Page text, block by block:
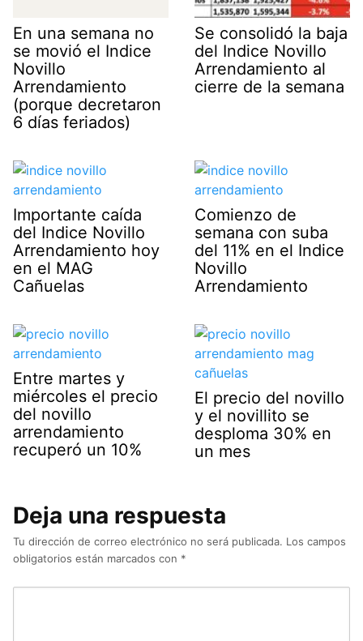
En una semana no
se movió el Indice
Novillo
Arrendamiento
(porque decretaron
6 días feriados)
Se consolidó la baja
del Indice Novillo
Arrendamiento al
cierre de la semana
Importante caída
del Indice Novillo
Arrendamiento hoy
en el MAG
Cañuelas
Comienzo de
semana con suba
del 11% en el Indice
Novillo
Arrendamiento
Entre martes y
miércoles el precio
del novillo
arrendamiento
recuperó un 10%
El precio del novillo
y el novillito se
desploma 30% en
un mes
Deja una respuesta
Tu dirección de correo electrónico no será publicada. Los campos
obligatorios están marcados con *